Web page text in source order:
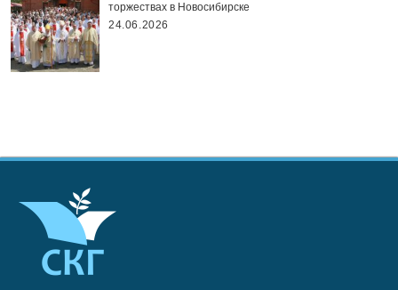
торжествах в Новосибирске
24.06.2026